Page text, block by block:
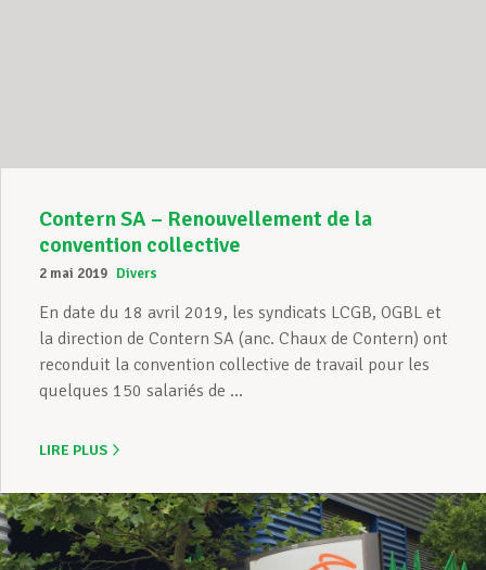
Devenir Membre
Actualités
Contern SA – Renouvellement de la
convention collective
2 mai 2019 Divers
En date du 18 avril 2019, les syndicats LCGB, OGBL et
la direction de Contern SA (anc. Chaux de Contern) ont
reconduit la convention collective de travail pour les
quelques 150 salariés de ...
LIRE PLUS